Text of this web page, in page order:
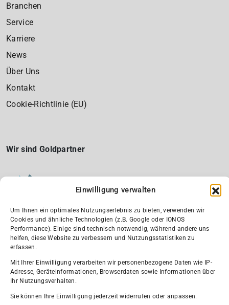
Einwilligung verwalten
Um Ihnen ein optimales Nutzungserlebnis zu bieten, verwenden wir
Cookies und ähnliche Technologien (z.B. Google oder IONOS
Performance). Einige sind technisch notwendig, während andere uns
helfen, diese Website zu verbessern und Nutzungsstatistiken zu
erfassen.
Mit Ihrer Einwilligung verarbeiten wir personenbezogene Daten wie IP-
Adresse, Geräteinformationen, Browserdaten sowie Informationen über
Ihr Nutzungsverhalten.
Sie können Ihre Einwilligung jederzeit widerrufen oder anpassen.
Branchen
Service
Karriere
News
Über Uns
Kontakt
Cookie-Richtlinie (EU)
Wir sind Goldpartner
Wir sind Silber-Partner und Fördermitglied